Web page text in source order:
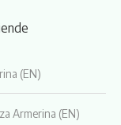
(EN)
Armerina (EN)